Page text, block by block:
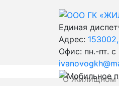
Единая
Адрес:
Офис: пн.-пт. с
О Жилищном